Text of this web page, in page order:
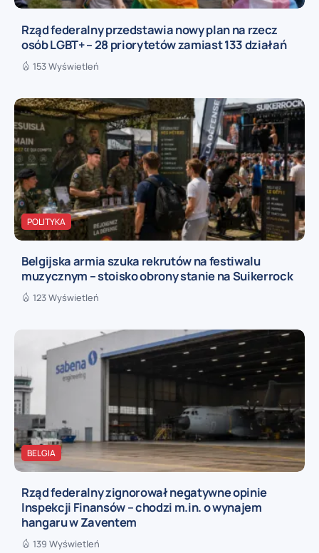
Rząd federalny przedstawia nowy plan na rzecz
osób LGBT+ – 28 priorytetów zamiast 133 działań
153 Wyświetleń
POLITYKA
Belgijska armia szuka rekrutów na festiwalu
muzycznym – stoisko obrony stanie na Suikerrock
123 Wyświetleń
BELGIA
Rząd federalny zignorował negatywne opinie
Inspekcji Finansów – chodzi m.in. o wynajem
hangaru w Zaventem
139 Wyświetleń